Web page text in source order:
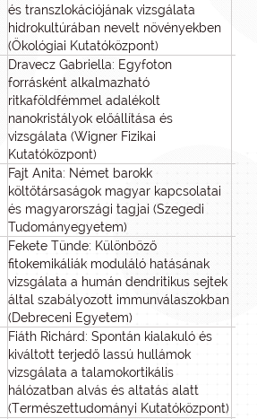
és transzlokációjának vizsgálata
hidrokultúrában nevelt növényekben
(Ökológiai Kutatóközpont)
Dravecz Gabriella: Egyfoton
forrásként alkalmazható
ritkaföldfémmel adalékolt
nanokristályok előállítása és
vizsgálata (Wigner Fizikai
Kutatóközpont)
Fajt Anita: Német barokk
költőtársaságok magyar kapcsolatai
és magyarországi tagjai (Szegedi
Tudományegyetem)
Fekete Tünde: Különböző
fitokemikáliák moduláló hatásának
vizsgálata a humán dendritikus sejtek
által szabályozott immunválaszokban
(Debreceni Egyetem)
Fiáth Richárd: Spontán kialakuló és
kiváltott terjedő lassú hullámok
vizsgálata a talamokortikális
hálózatban alvás és altatás alatt
(Természettudományi Kutatóközpont)